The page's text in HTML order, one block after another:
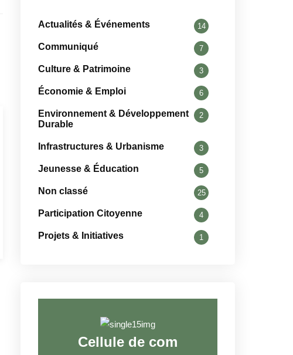
Actualités & Événements 14
Communiqué 7
Culture & Patrimoine 3
Économie & Emploi 6
Environnement & Développement
Durable
2
Infrastructures & Urbanisme 3
Jeunesse & Éducation 5
Non classé 25
Participation Citoyenne 4
Projets & Initiatives 1
Cellule de com